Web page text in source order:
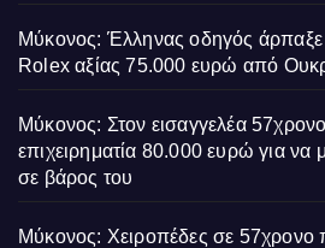
Μύκονος: Έλληνας οδηγός άρπαξε
Rolex αξίας 75.000 ευρώ από
Μύκονος: Στον εισαγγελέα
επιχειρηματία 80.000 ευρώ για να
σε βάρος του
Μύκονος: Χειροπέδες σε 57χρονο